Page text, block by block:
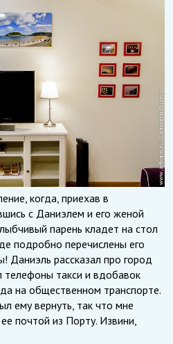
когда, приехав в
с Даниэлем и его женой
парень кладет на стол
подробно перечислены его
Даниэль рассказал про город
телефоны такси и вдобавок
на общественном транспорте.
ему вернуть, так что мне
почтой из Порту. Извини,